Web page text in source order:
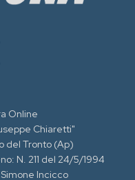
Online
Chiaretti"
del Tronto (Ap)
N. 211 del 24/5/1994
Incicco